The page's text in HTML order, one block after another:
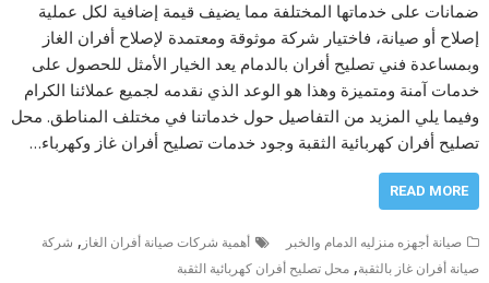
ضمانات على خدماتها المختلفة مما يضيف قيمة إضافية لكل عملية
إصلاح أو صيانة، فاختيار شركة موثوقة ومعتمدة لإصلاح أفران الغاز
وبمساعدة فني تصليح أفران بالدمام يعد الخيار الأمثل للحصول على
خدمات آمنة ومتميزة وهذا هو الوعد الذي نقدمه لجميع عملائنا الكرام
وفيما يلي المزيد من التفاصيل حول خدماتنا في مختلف المناطق. محل
تصليح أفران كهربائية الثقبة وجود خدمات تصليح أفران غاز وكهرباء…
READ MORE
صيانة أجهزه منزليه الدمام والخبر أهمية شركات صيانة أفران الغاز , شركة
صيانة أفران غاز بالثقبة,محل تصليح أفران كهربائية الثقبة